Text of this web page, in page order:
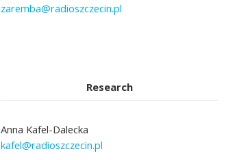
zaremba@radioszczecin.pl
Research
Anna Kafel-Dalecka
kafel@radioszczecin.pl